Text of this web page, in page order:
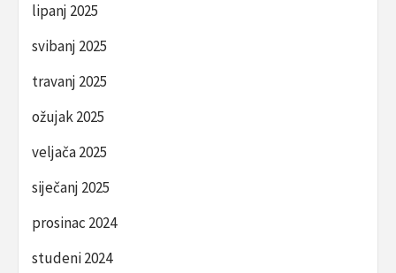
lipanj 2025
svibanj 2025
travanj 2025
ožujak 2025
veljača 2025
siječanj 2025
prosinac 2024
studeni 2024